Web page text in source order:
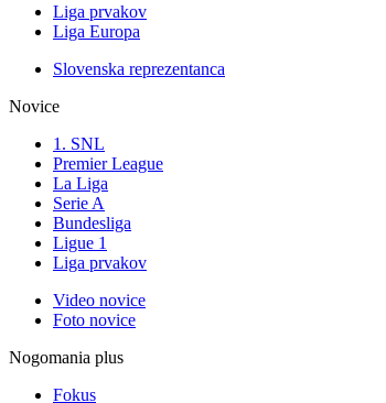
Liga prvakov
Liga Europa
Slovenska reprezentanca
Novice
1. SNL
Premier League
La Liga
Serie A
Bundesliga
Ligue 1
Liga prvakov
Video novice
Foto novice
Nogomania plus
Fokus